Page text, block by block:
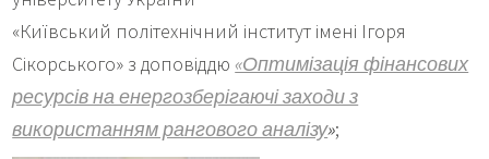
«Київський політехнічний інститут імені Ігоря
Сікорського» з доповіддю «Оптимізація фінансових
ресурсів на енергозберігаючі заходи з
використанням рангового аналізу»;